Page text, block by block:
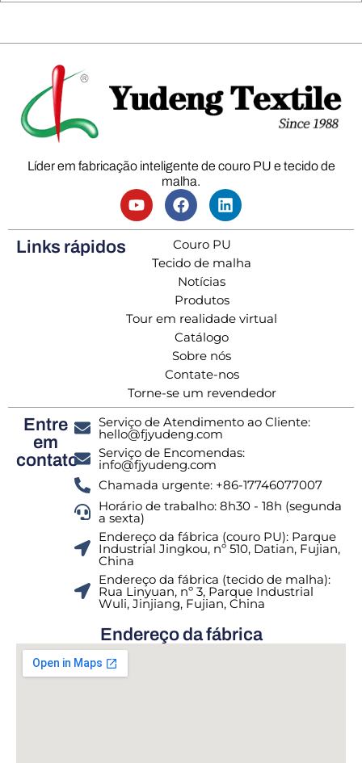
Líder em fabricação inteligente de couro PU e tecido de
malha.
Links rápidos
Couro PU
Tecido de malha
Notícias
Produtos
Tour em realidade virtual
Catálogo
Sobre nós
Contate-nos
Torne-se um revendedor
Entre
em
contato
Serviço de Atendimento ao Cliente:
hello@fjyudeng.com
Serviço de Encomendas:
info@fjyudeng.com
Chamada urgente: +86-17746077007
Horário de trabalho: 8h30 - 18h (segunda
a sexta)
Endereço da fábrica (couro PU): Parque
Industrial Jingkou, nº 510, Datian, Fujian,
China
Endereço da fábrica (tecido de malha):
Rua Linyuan, nº 3, Parque Industrial
Wuli, Jinjiang, Fujian, China
Endereço da fábrica